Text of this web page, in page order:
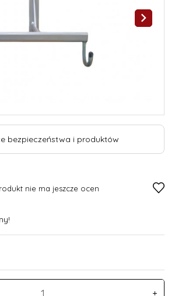
bezpieczeństwa i produktów
nie ma jeszcze ocen